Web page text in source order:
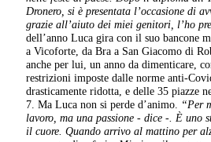
Dronero, si è presentata l’occasione di
grazie all’aiuto dei miei genitori, l’ho
dell’anno Luca gira con il suo bancone
a Vicoforte, da Bra a San Giacomo di
anche per lui, un anno da dimenticare,
restrizioni imposte dalle norme anti-
drasticamente ridotta, e delle 35 piazze
7. Ma Luca non si perde d’animo. “Per
lavoro, ma una passione - dice -. È uno
il cuore. Quando arrivo al mattino per